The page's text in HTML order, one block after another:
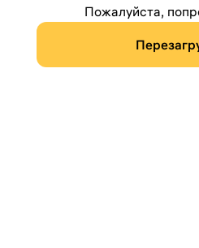
Пожалуйста,